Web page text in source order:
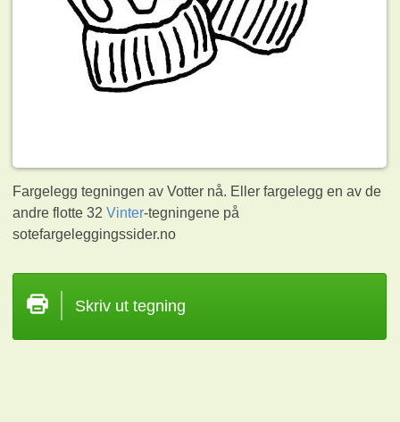
Fargelegg tegningen av Votter nå. Eller fargelegg en av de
andre flotte 32Vinter-tegningene på
sotefargeleggingssider.no
Skriv ut tegning